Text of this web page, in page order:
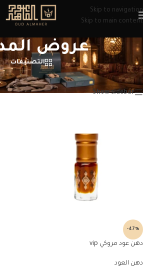
Skip to navigation
Skip to main content
عروض
التصنيفات
الرئيسية/منتجات تحت الوسم “عروض المدينة”
Show sidebar
-47%
دهن عود مروكي vip
دهن العود